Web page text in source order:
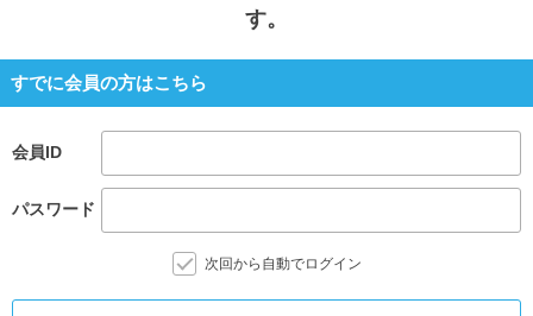
す。
すでに会員の方はこちら
会員ID
パスワード
次回から自動でログイン